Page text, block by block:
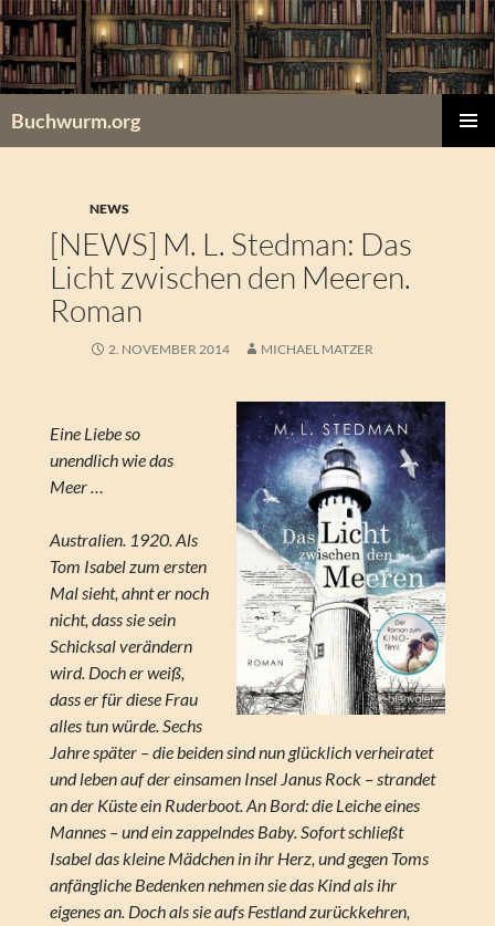
Zum
Inhalt
springen
Buchwurm.org
NEWS
[NEWS] M. L. Stedman: Das
Licht zwischen den Meeren.
Roman
2. NOVEMBER 2014 MICHAEL MATZER
Eine Liebe so
unendlich wie das
Meer …
Australien. 1920. Als
Tom Isabel zum ersten
Mal sieht, ahnt er noch
nicht, dass sie sein
Schicksal verändern
wird. Doch er weiß,
dass er für diese Frau
alles tun würde. Sechs
Jahre später – die beiden sind nun glücklich verheiratet
und leben auf der einsamen Insel Janus Rock – strandet
an der Küste ein Ruderboot. An Bord: die Leiche eines
Mannes – und ein zappelndes Baby. Sofort schließt
Isabel das kleine Mädchen in ihr Herz, und gegen Toms
anfängliche Bedenken nehmen sie das Kind als ihr
eigenes an. Doch als sie aufs Festland zurückkehren,